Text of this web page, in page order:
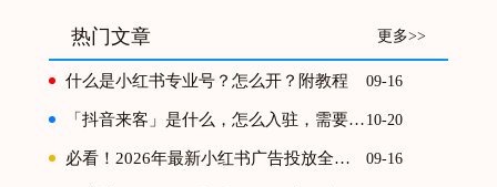
热门文章 更多>>
什么是小红书专业号？怎么开？附教程 09-16
「抖音来客」是什么，怎么入驻，需要什么资质？ 10-20
必看！2026年最新小红书广告投放全攻略 09-16